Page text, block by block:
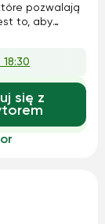
pozwalają
to, aby
dla ucznia
się z